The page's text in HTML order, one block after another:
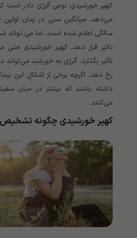
کهیر خورشیدی نوعی آلرژی نادر است
سالگی اعلام شده است، اما می.تواند
تاثیر قرار دهد. کهیر خورشیدی حتی
تأثیر بگذارد. آلرژی به خورشید می‌تواند
رخ دهد، اگرچه برخی از اشکال این
داشته باشند که بیشتر در میان
می‌کنند.
کهیر خورشیدی چگونه